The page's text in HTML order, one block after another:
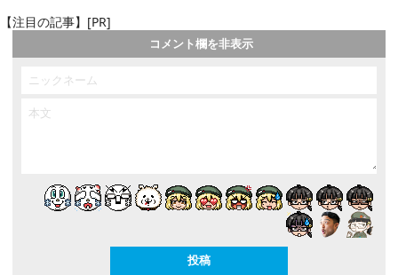
【注目の記事】[PR]
コメント欄を非表示